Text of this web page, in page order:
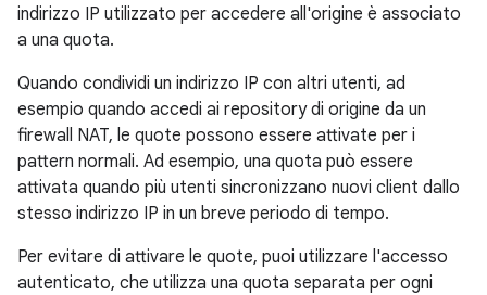
indirizzo IP utilizzato per accedere all'origine è associato
a una quota.
Quando condividi un indirizzo IP con altri utenti, ad
esempio quando accedi ai repository di origine da un
firewall NAT, le quote possono essere attivate per i
pattern normali. Ad esempio, una quota può essere
attivata quando più utenti sincronizzano nuovi client dallo
stesso indirizzo IP in un breve periodo di tempo.
Per evitare di attivare le quote, puoi utilizzare l'accesso
autenticato, che utilizza una quota separata per ogni